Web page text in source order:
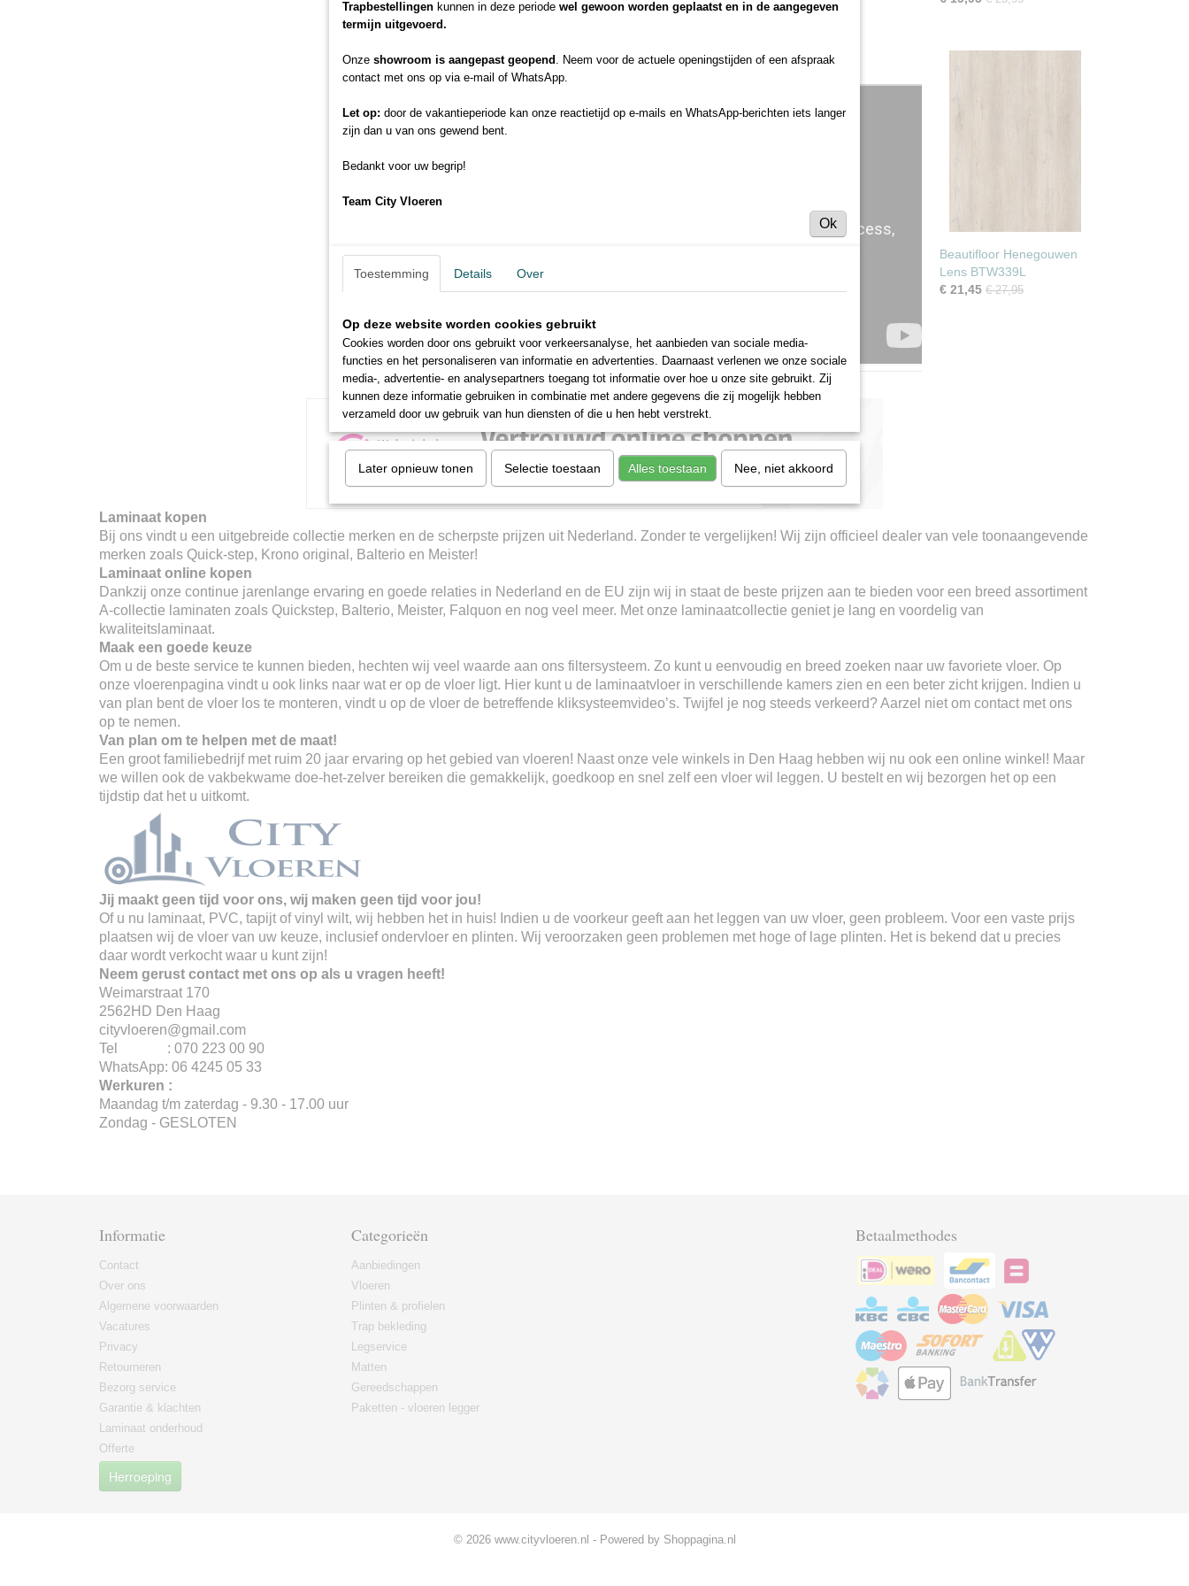
elkaar aan. Dit geeft de ruimte een mooie strakke uitstraling.
Meer info:
Leginstructies Beautifloor
Beautifloor Henegouwen
Lens BTW339L
€ 21,45 € 27,95
Laminaat kopen
Bij ons vindt u een uitgebreide collectie merken en de scherpste prijzen uit Nederland. Zonder te vergelijken! Wij zijn officieel dealer van vele toonaangevende
merken zoals Quick-step, Krono original, Balterio en Meister!
Laminaat online kopen
Dankzij onze continue jarenlange ervaring en goede relaties in Nederland en de EU zijn wij in staat de beste prijzen aan te bieden voor een breed assortiment
A-collectie laminaten zoals Quickstep, Balterio, Meister, Falquon en nog veel meer. Met onze laminaatcollectie geniet je lang en voordelig van
kwaliteitslaminaat.
Maak een goede keuze
Om u de beste service te kunnen bieden, hechten wij veel waarde aan ons filtersysteem. Zo kunt u eenvoudig en breed zoeken naar uw favoriete vloer. Op
onze vloerenpagina vindt u ook links naar wat er op de vloer ligt. Hier kunt u de laminaatvloer in verschillende kamers zien en een beter zicht krijgen. Indien u
van plan bent de vloer los te monteren, vindt u op de vloer de betreffende kliksysteemvideo’s. Twijfel je nog steeds verkeerd? Aarzel niet om contact met ons
op te nemen.
Van plan om te helpen met de maat!
Een groot familiebedrijf met ruim 20 jaar ervaring op het gebied van vloeren! Naast onze vele winkels in Den Haag hebben wij nu ook een online winkel! Maar
we willen ook de vakbekwame doe-het-zelver bereiken die gemakkelijk, goedkoop en snel zelf een vloer wil leggen. U bestelt en wij bezorgen het op een
tijdstip dat het u uitkomt.
Jij maakt geen tijd voor ons, wij maken geen tijd voor jou!
Of u nu laminaat, PVC, tapijt of vinyl wilt, wij hebben het in huis! Indien u de voorkeur geeft aan het leggen van uw vloer, geen probleem. Voor een vaste prijs
plaatsen wij de vloer van uw keuze, inclusief ondervloer en plinten. Wij veroorzaken geen problemen met hoge of lage plinten. Het is bekend dat u precies
daar wordt verkocht waar u kunt zijn!
Neem gerust contact met ons op als u vragen heeft!
Weimarstraat 170
2562HD Den Haag
cityvloeren@gmail.com
Tel : 070 223 00 90
WhatsApp: 06 4245 05 33
Werkuren :
Maandag t/m zaterdag - 9.30 - 17.00 uur
Zondag - GESLOTEN
Informatie
Contact
Over ons
Algemene voorwaarden
Vacatures
Privacy
Retourneren
Bezorg service
Garantie & klachten
Laminaat onderhoud
Offerte
Herroeping
Categorieën
Aanbiedingen
Vloeren
Plinten & profielen
Trap bekleding
Legservice
Matten
Gereedschappen
Paketten - vloeren legger
Betaalmethodes
© 2026 www.cityvloeren.nl - Powered by Shoppagina.nl
Trapbestellingen kunnen in deze periode wel gewoon worden geplaatst en in de aangegeven
termijn uitgevoerd.
Onze showroom is aangepast geopend . Neem voor de actuele openingstijden of een afspraak
contact met ons op via e-mail of WhatsApp.
Let op: door de vakantieperiode kan onze reactietijd op e-mails en WhatsApp-berichten iets langer
zijn dan u van ons gewend bent.
Bedankt voor uw begrip!
Team City Vloeren
Ok
Toestemming Details Over
Op deze website worden cookies gebruikt
Cookies worden door ons gebruikt voor verkeersanalyse, het aanbieden van sociale media-
functies en het personaliseren van informatie en advertenties. Daarnaast verlenen we onze sociale
media-, advertentie- en analysepartners toegang tot informatie over hoe u onze site gebruikt. Zij
kunnen deze informatie gebruiken in combinatie met andere gegevens die zij mogelijk hebben
verzameld door uw gebruik van hun diensten of die u hen hebt verstrekt.
Later opnieuw tonen Selectie toestaan Alles toestaan Nee, niet akkoord